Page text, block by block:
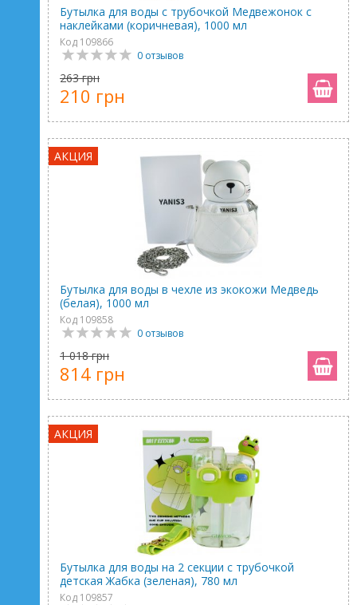
Бутылка для воды с трубочкой Медвежонок с
наклейками (коричневая), 1000 мл
Код 109866
0 отзывов
263 грн
210 грн
АКЦИЯ
Бутылка для воды в чехле из экокожи Медведь
(белая), 1000 мл
Код 109858
0 отзывов
1 018 грн
814 грн
АКЦИЯ
Бутылка для воды на 2 секции с трубочкой
детская Жабка (зеленая), 780 мл
Код 109857